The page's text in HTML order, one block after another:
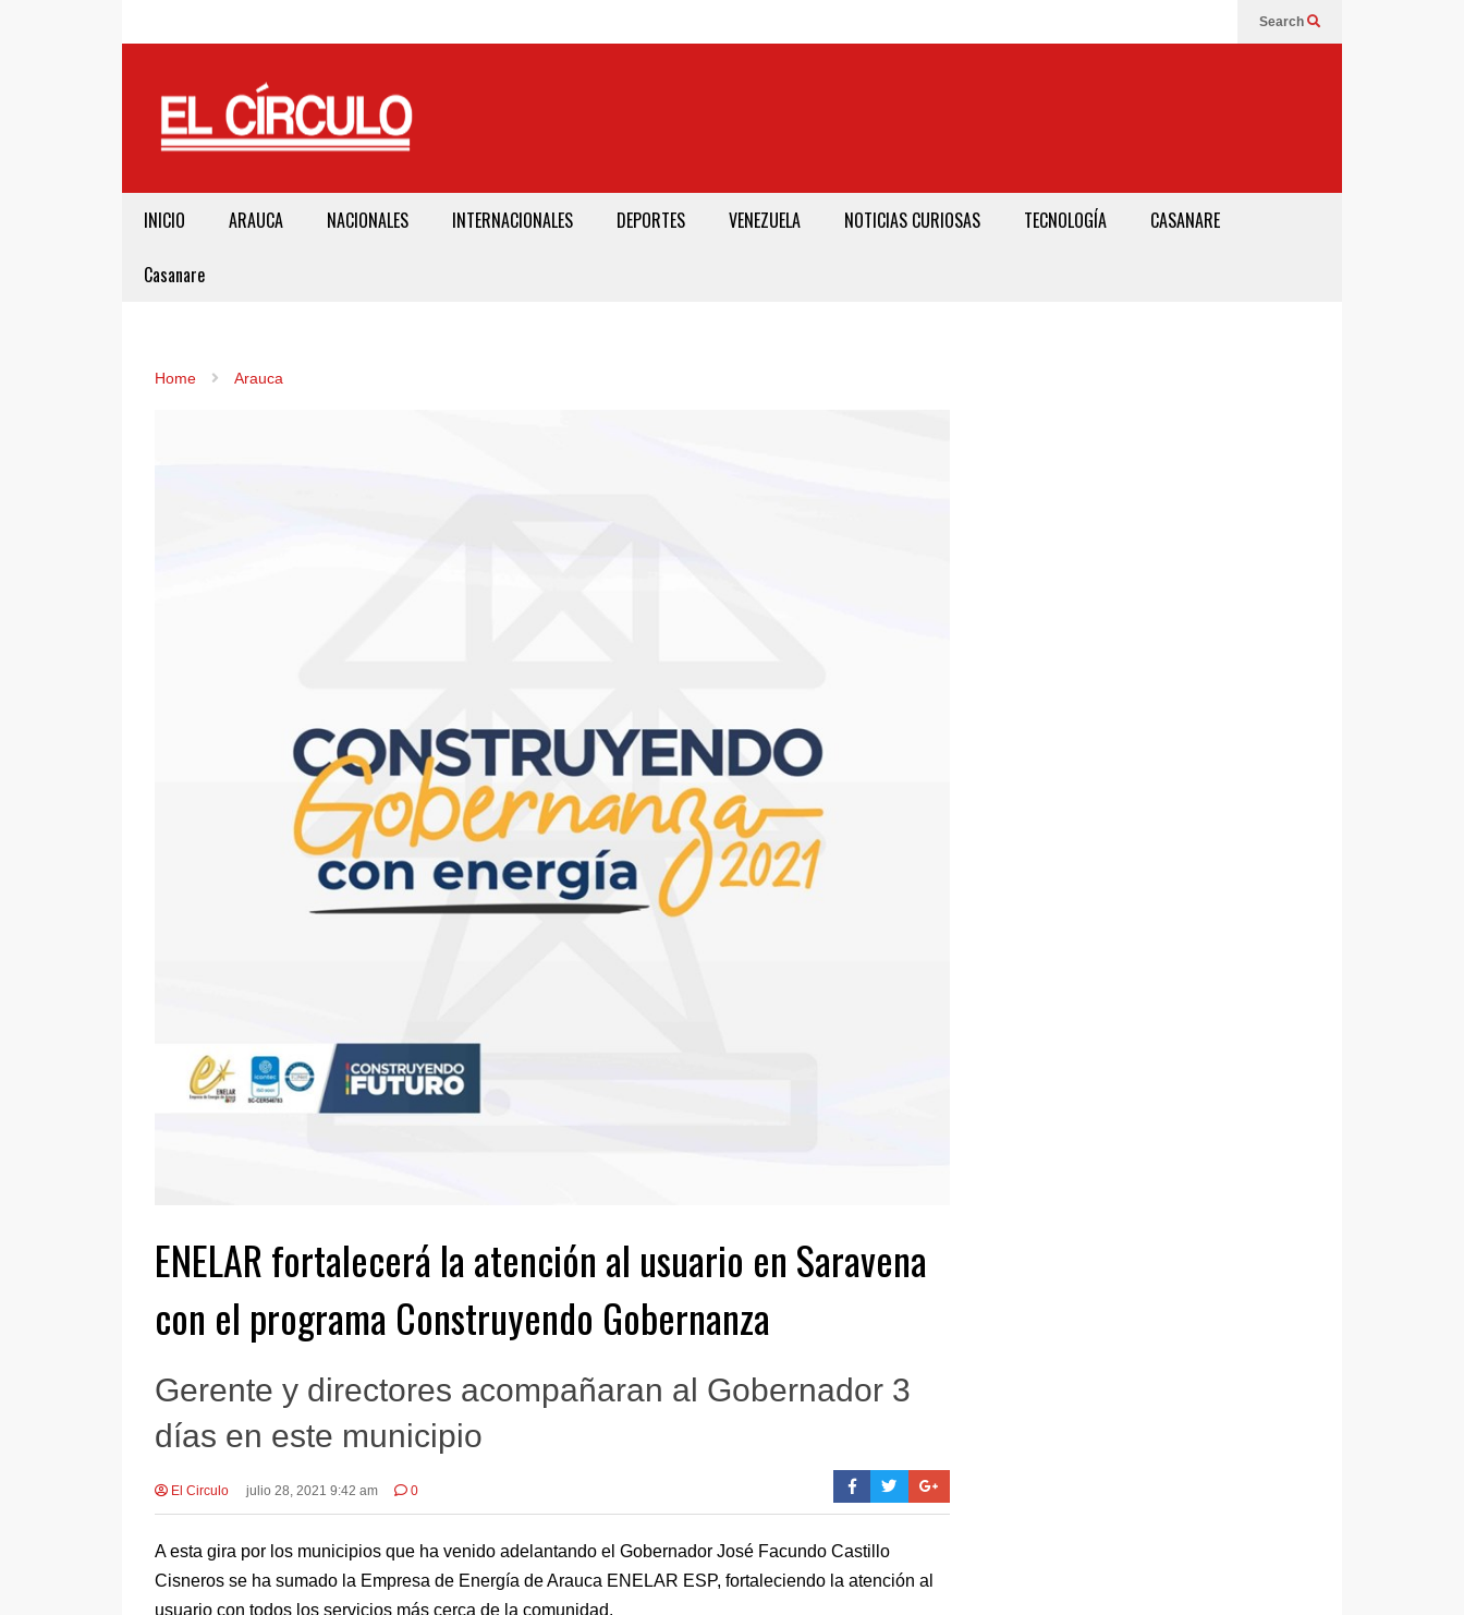
Search
INICIO ARAUCA NACIONALES INTERNACIONALES DEPORTES VENEZUELA NOTICIAS CURIOSAS TECNOLOGÍA CASANARE
Casanare
Home Arauca
ENELAR fortalecerá la atención al usuario en Saravena
con el programa Construyendo Gobernanza
Gerente y directores acompañaran al Gobernador 3
días en este municipio
El Circulo julio 28, 2021 9:42 am 0
A esta gira por los municipios que ha venido adelantando el Gobernador José Facundo Castillo
Cisneros se ha sumado la Empresa de Energía de Arauca ENELAR ESP, fortaleciendo la atención al
usuario con todos los servicios más cerca de la comunidad.